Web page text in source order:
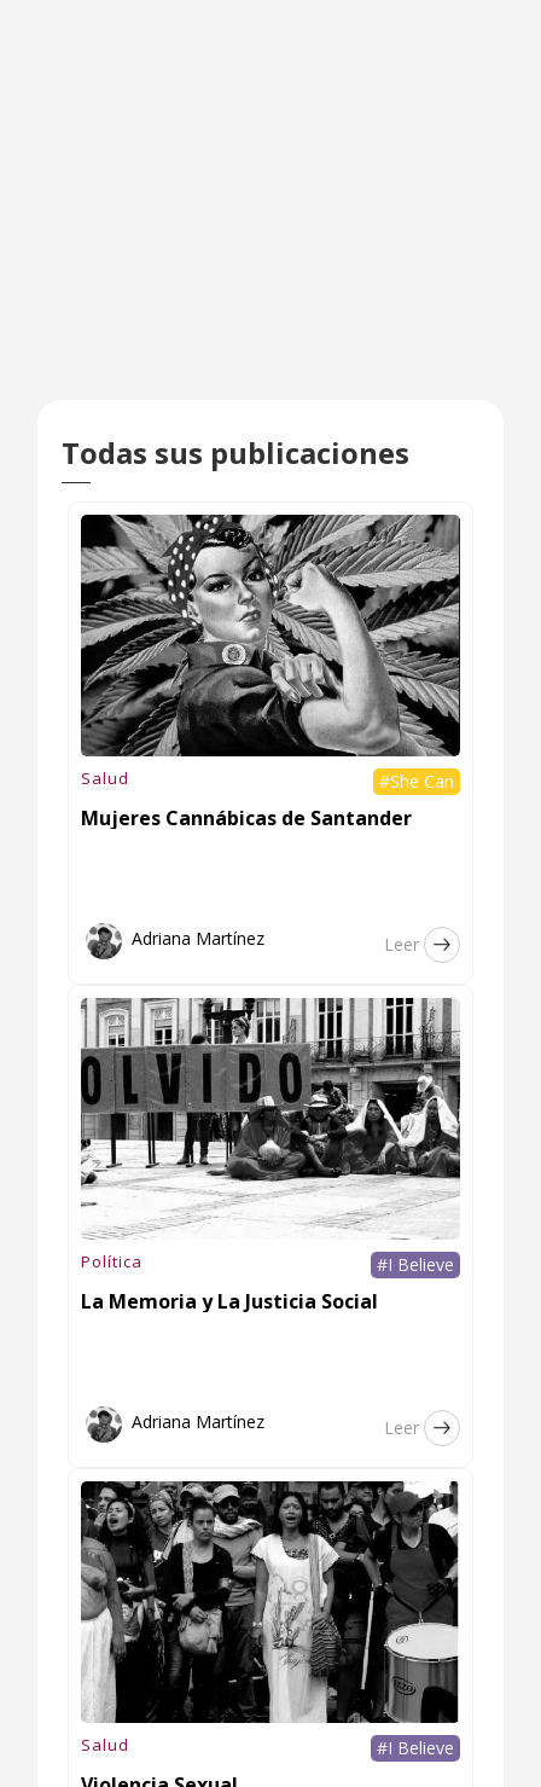
Todas sus publicaciones
Salud #She Can
Mujeres Cannábicas de Santander
Adriana Martínez Leer
Política #I Believe
La Memoria y La Justicia Social
Adriana Martínez Leer
Salud #I Believe